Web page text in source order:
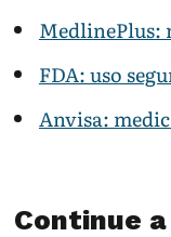
MedlinePlus:
FDA: uso
Anvisa:
Continue